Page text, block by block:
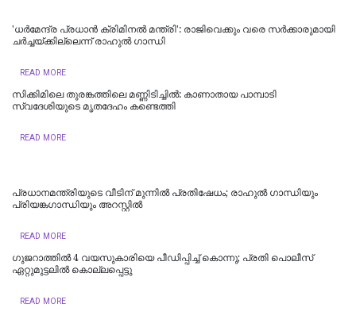
'ധര്‍മേന്ദ്ര പ്രധാന്‍ ക്രിമിനല്‍ മന്ത്രി': രാജിവെക്കും വരെ സർക്കാരുമായി
ചർച്ചയ്ക്കില്ലെന്ന് രാഹുൽ ഗാന്ധി
READ MORE
സിക്കിമിലെ തുരങ്കത്തിലെ മണ്ണിടിച്ചില്‍: കാണാതായ പാമ്പാടി
സ്വദേശിയുടെ മൃതദേഹം കണ്ടെത്തി
READ MORE
പ്രധാനമന്ത്രിയുടെ വീടിന് മുന്നിൽ പ്രതിഷേധം; രാഹുൽ ​ഗാന്ധിയും
പ്രിയങ്ക​ഗാന്ധിയും അറസ്റ്റിൽ
READ MORE
ഗുജറാത്തിൽ 4 വയസുകാരിയെ പീഡിപ്പിച്ച് കൊന്നു; പ്രതി പൊലീസ്
ഏറ്റുമുട്ടലിൽ കൊല്ലപ്പെട്ടു
READ MORE